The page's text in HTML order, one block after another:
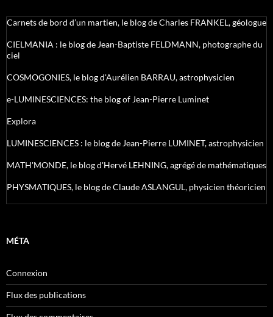
Carnets de bord d’un martien, le blog de Charles FRANKEL, géologue
CIELMANIA : le blog de Jean-Baptiste FELDMANN, photographe du
ciel
COSMOGONIES, le blog d'Aurélien BARRAU, astrophysicien
e-LUMINESCIENCES: the blog of Jean-Pierre Luminet
Explora
LUMINESCIENCES : le blog de Jean-Pierre LUMINET, astrophysicien
MATH'MONDE, le blog d'Hervé LEHNING, agrégé de mathématiques
PHYSMATIQUES, le blog de Claude ASLANGUL, physicien théoricien
MÉTA
Connexion
Flux des publications